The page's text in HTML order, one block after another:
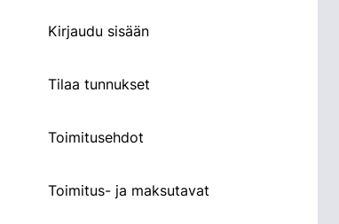
Kirjaudu sisään
Tilaa tunnukset
Toimitusehdot
Toimitus- ja maksutavat